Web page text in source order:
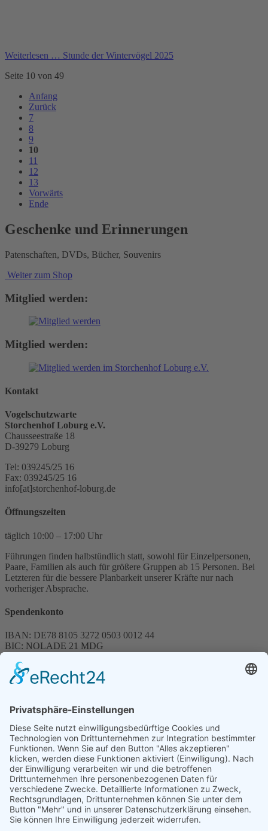
Weiterlesen … Stunde der Wintervögel 2025
Seite 10 von 49
Anfang
Zurück
7
8
9
10
11
12
13
Vorwärts
Ende
Geschenke und Erinnerungen
Patenschaften, DVDs, Bücher, Souvenirs
Weiter zum Shop
Mitglied werden:
Mitglied werden:
Kontakt
Vogelschutzwarte
Storchenhof Loburg e.V.
Chausseestraße 18
D-39279 Loburg
Tel: 039245/25 16
Fax: 039245/25 16
info[at]storchenhof-loburg.de
Öffnungszeiten
täglich 10:00 – 17:00 Uhr
Führungen finden halbstündlich statt, sowohl für Einzelpersonen,
Paare, Familien als auch für größere Gruppen ab 15 Personen. Bei
Letzteren für die bessere Planbarkeit unserer Kräfte nur nach
vorheriger Absprache.
Spendenkonto
IBAN: DE78 8105 3272 0503 0012 44
BIC: NOLADE 21 MDG
Spenden können steuerlich abgesetzt werden
Förderung
© 1987 – 2025
Storchenhof Loburg e.V.
Alle Rechte vorbehalten.
Cookie-Einstellungen
Navigation überspringen